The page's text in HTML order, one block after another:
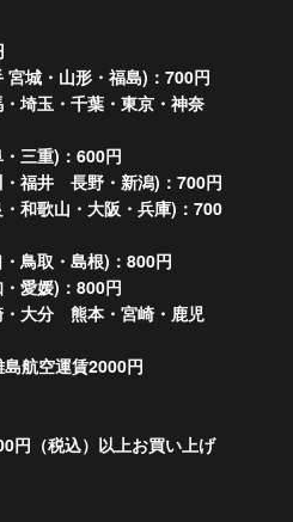
宮城・山形・福島)：700円
埼玉・千葉・東京・神奈
三重)：600円
・福井 長野・新潟)：700円
和歌山・大阪・兵庫)：700
鳥取・島根)：800円
愛媛)：800円
・大分 熊本・宮崎・鹿児
航空運賃2000円
円（税込）以上お買い上げ